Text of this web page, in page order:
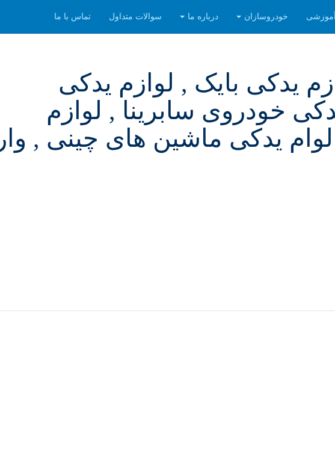
خودروسازان درباره ما سوالات متداول تماس با ما
یدکی بایک , لوازم یدکی
خودروی سابرینا , لوازم
یدکی ماشین های چینی ,